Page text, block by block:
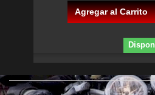
Agregar al Carrito